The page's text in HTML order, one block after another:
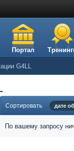
Портал
G4LL
Сортировать дате
По вашему запросу